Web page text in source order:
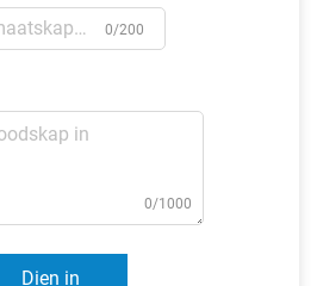
0/200
0/1000
Dien in